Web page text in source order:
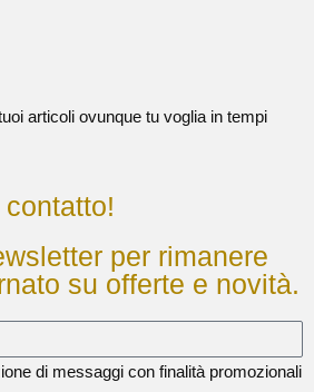
articoli ovunque tu voglia in tempi
per rimanere
su offerte e novità.
di messaggi con finalità promozionali